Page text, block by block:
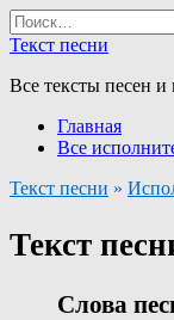
Перейти
к
Search
for:
Текст песни
Все тексты песен
Главная
Все
Текст песни »
Текст
Слова